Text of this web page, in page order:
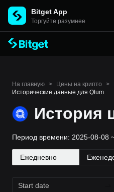
Bitget App
Торгуйте разумнее
На главную > Цены на крипто >
Исторические данные для Qtum
История
Период времени: 2025-08-08
Ежедневно